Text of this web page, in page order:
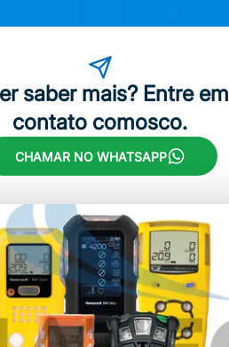
saber mais? Entre em
contato comosco.
CHAMAR NO WHATSAPP